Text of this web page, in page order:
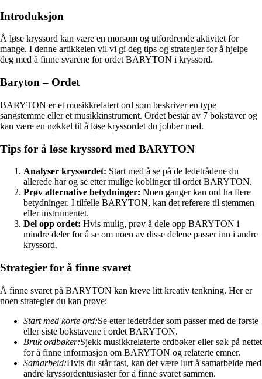
Introduksjon
Å løse kryssord kan være en morsom og utfordrende aktivitet for
mange. I denne artikkelen vil vi gi deg tips og strategier for å hjelpe
deg med å finne svarene for ordet BARYTON i kryssord.
Baryton – Ordet
BARYTON er et musikkrelatert ord som beskriver en type
sangstemme eller et musikkinstrument. Ordet består av 7 bokstaver og
kan være en nøkkel til å løse kryssordet du jobber med.
Tips for å løse kryssord med BARYTON
Analyser kryssordet: Start med å se på de ledetrådene du
allerede har og se etter mulige koblinger til ordet BARYTON.
Prøv alternative betydninger: Noen ganger kan ord ha flere
betydninger. I tilfelle BARYTON, kan det referere til stemmen
eller instrumentet.
Del opp ordet: Hvis mulig, prøv å dele opp BARYTON i
mindre deler for å se om noen av disse delene passer inn i andre
kryssord.
Strategier for å finne svaret
Å finne svaret på BARYTON kan kreve litt kreativ tenkning. Her er
noen strategier du kan prøve:
Start med korte ord:Se etter ledetråder som passer med de første
eller siste bokstavene i ordet BARYTON.
Bruk ordbøker:Sjekk musikkrelaterte ordbøker eller søk på nettet
for å finne informasjon om BARYTON og relaterte emner.
Samarbeid:Hvis du står fast, kan det være lurt å samarbeide med
andre kryssordentusiaster for å finne svaret sammen.